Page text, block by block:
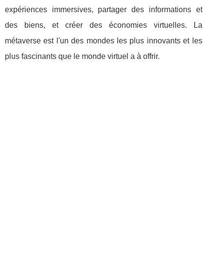
expériences immersives, partager des informations et
des biens, et créer des économies virtuelles. La
métaverse est l'un des mondes les plus innovants et les
plus fascinants que le monde virtuel a à offrir.